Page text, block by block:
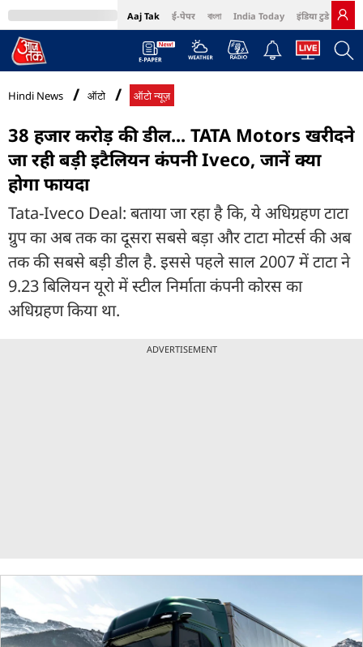
Aaj Tak ई-पेपर বাংলা India Today इंडिया टुडे हिंदी
MumbaiTak Cosmopolitan Harper's Bazaar Northeast
Hindi News ऑटो ऑटो न्यूज़
38 हजार करोड़ की डील... TATA Motors खरीदने
जा रही बड़ी इटैलियन कंपनी Iveco, जानें क्या
होगा फायदा
Tata-Iveco Deal: बताया जा रहा है कि, ये अधिग्रहण टाटा
ग्रुप का अब तक का दूसरा सबसे बड़ा और टाटा मोटर्स की अब
तक की सबसे बड़ी डील है. इससे पहले साल 2007 में टाटा ने
9.23 बिलियन यूरो में स्टील निर्माता कंपनी कोरस का
अधिग्रहण किया था.
ADVERTISEMENT